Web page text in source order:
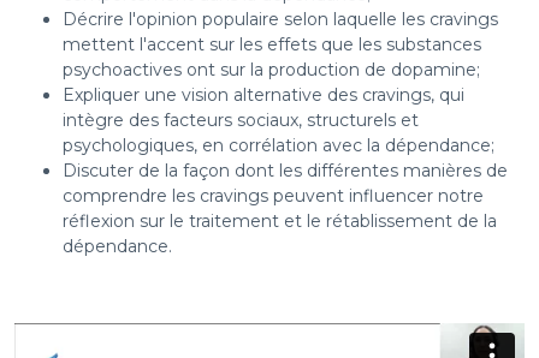
Décrire l'opinion populaire selon laquelle les cravings
mettent l'accent sur les effets que les substances
psychoactives ont sur la production de dopamine;
Expliquer une vision alternative des cravings, qui
intègre des facteurs sociaux, structurels et
psychologiques, en corrélation avec la dépendance;
Discuter de la façon dont les différentes manières de
comprendre les cravings peuvent influencer notre
réflexion sur le traitement et le rétablissement de la
dépendance.